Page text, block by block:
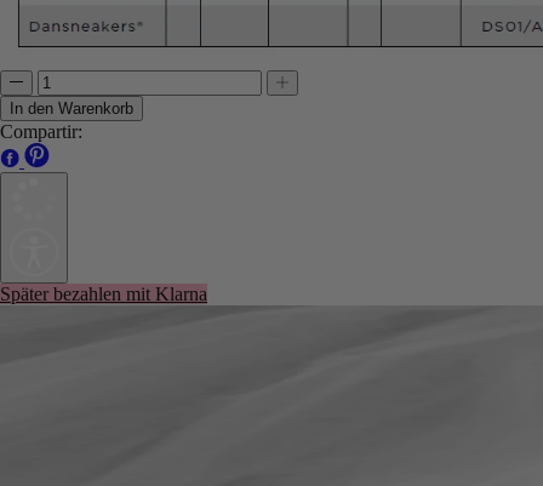
In den Warenkorb
Compartir:
Später bezahlen mit Klarna